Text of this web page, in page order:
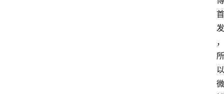
首
发
，
所
以
微